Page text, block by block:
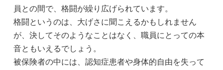
員との間で、格闘が繰り広げられています。
格闘というのは、大げさに聞こえるかもしれません
が、決してそのようなことはなく、職員にとっての本
音ともいえるでしょう。
被保険者の中には、認知症患者や身体的自由を失って